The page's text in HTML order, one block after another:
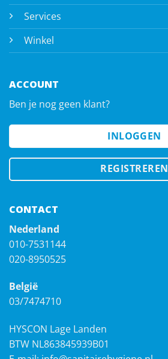
Services
Winkel
ACCOUNT
Ben je nog geen klant?
INLOGGEN
REGISTREREN
CONTACT
Nederland
010-7531144
020-8950525
België
03/7474710
HYSCON Lage Landen
BTW NL863845939B01